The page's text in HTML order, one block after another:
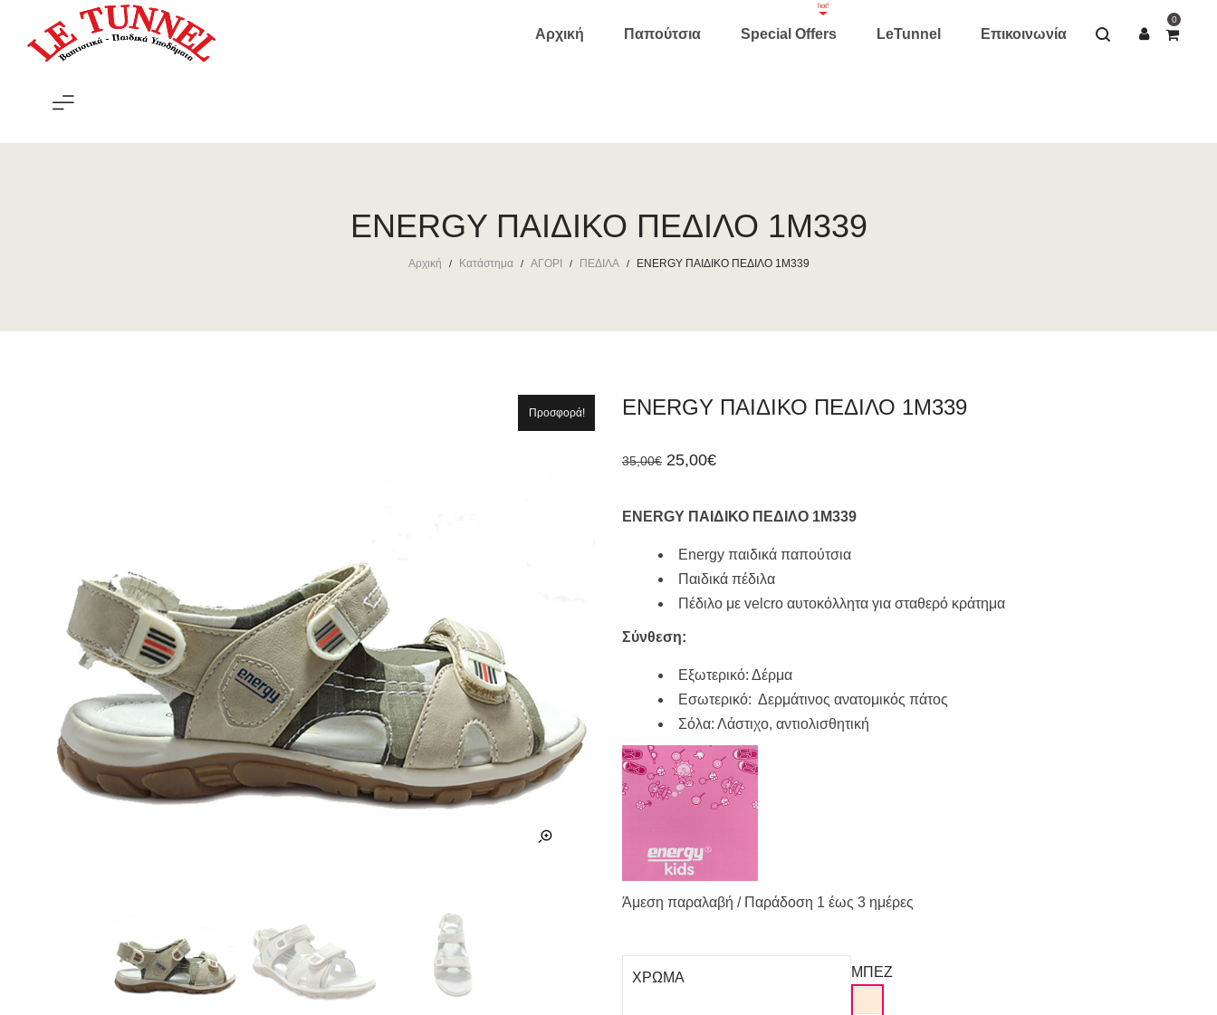
0
Αρχική Παπούτσια Special Offers
hot!
LeTunnel Επικοινωνία
ENERGY ΠΑΙΔΙΚΟ ΠΕΔΙΛΟ 1M339
Αρχική / Κατάστημα / ΑΓΟΡΙ / ΠΕΔΙΛΑ / ENERGY ΠΑΙΔΙΚΟ ΠΕΔΙΛΟ 1M339
Προσφορά! ENERGY ΠΑΙΔΙΚΟ ΠΕΔΙΛΟ 1M339
35,00€ Original
35,00€.
25,00€Η
είναι:
25,00€.
ENERGY ΠΑΙΔΙΚΟ ΠΕΔΙΛΟ 1M339
Energy παιδικά παπούτσια
Παιδικά πέδιλα
Πέδιλο με velcro αυτοκόλλητα για σταθερό κράτημα
Σύνθεση:
Εξωτερικό: Δέρμα
Εσωτερικό: Δερμάτινος ανατομικός πάτος
Σόλα: Λάστιχο, αντιολισθητική
Άμεση παραλαβή / Παράδoση 1 έως 3 ημέρες
ΧΡΩΜΑ ΜΠΕΖ